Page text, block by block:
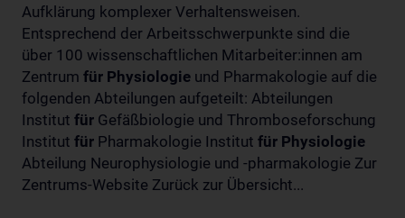
Aufklärung komplexer Verhaltensweisen.
Entsprechend der Arbeitsschwerpunkte sind die
über 100 wissenschaftlichen Mitarbeiter:innen am
Zentrum für Physiologie und Pharmakologie auf die
folgenden Abteilungen aufgeteilt: Abteilungen
Institut für Gefäßbiologie und Thromboseforschung
Institut für Pharmakologie Institut für Physiologie
Abteilung Neurophysiologie und -pharmakologie Zur
Zentrums-Website Zurück zur Übersicht...